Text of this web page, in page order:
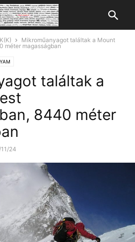
Mikroműanyagot találtak a Mount
méter magasságban
találtak a
8440 méter
24